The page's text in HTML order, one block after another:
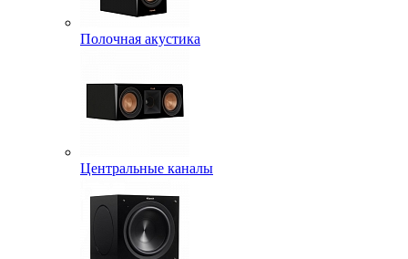
Полочная акустика
Центральные каналы